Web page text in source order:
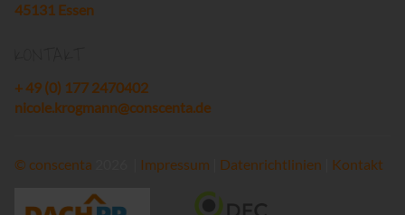
45131 Essen
+ 49 (0) 177 2470402
nicole.krogmann@conscenta.de
© conscenta Impressum Datenrichtlinien Kontakt